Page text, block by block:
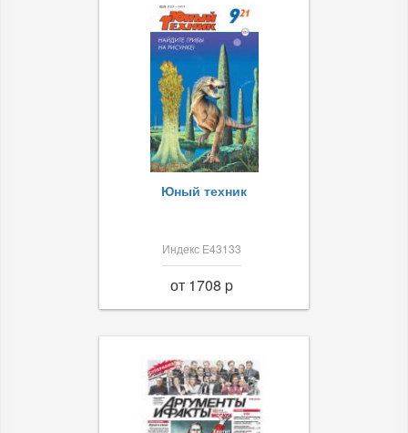
Юный техник
Индекс Е43133
от 1708 p